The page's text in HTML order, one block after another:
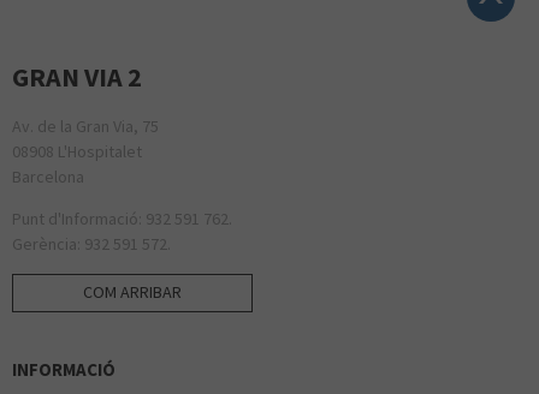
GRAN VIA 2
Av. de la Gran Via, 75
08908 L'Hospitalet
Barcelona
Punt d'Informació: 932 591 762.
Gerència: 932 591 572.
COM ARRIBAR
INFORMACIÓ